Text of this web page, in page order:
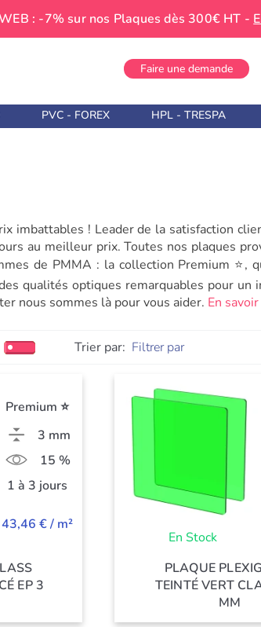
: -7% sur nos Plaques dès 300€ HT -
Faire une demande
PVC - FOREX HPL - TRESPA
imbattables ! Leader de la satisfaction
au meilleur prix. Toutes nos plaques
de PMMA : la collection Premium ⭐,
qualités optiques remarquables pour un
nous sommes là pour vous aider. En
Trier par:
Premium ⭐
3 mm
15 %
1 à 3 jours
43,46 € / m²
EP 3
En Stock
PLAQUE
TEINTÉ VERT
MM